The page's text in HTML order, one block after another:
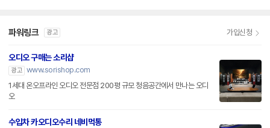
파워링크 광고 가입신청
오디오 구매는 소리샵
광고 www.sorishop.com
1세대 온오프라인 오디오 전문점 200평 규모 청음공간에서 만나는 오디
오
수입차 카오디오수리 네비먹통